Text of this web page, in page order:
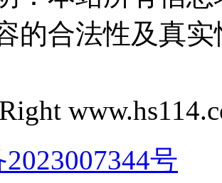
的合法性及真
号